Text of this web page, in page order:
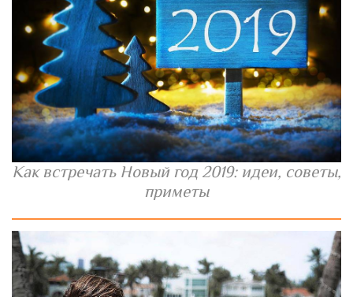
Как встречать Новый год 2019: идеи, советы,
приметы